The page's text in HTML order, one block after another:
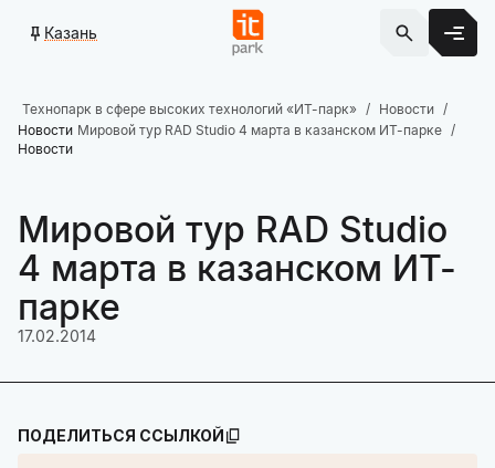
Казань
Технопарк в сфере высоких технологий «ИТ-парк»
Новости
Новости Мировой тур RAD Studio 4 марта в казанском ИТ-парке
Новости
Мировой тур RAD Studio
4 марта в казанском ИТ-
парке
17.02.2014
ПОДЕЛИТЬСЯ ССЫЛКОЙ